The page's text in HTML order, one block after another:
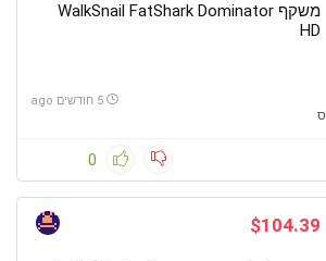
משקף WalkSnail FatShark Dominator
HD
5 חודשים ago
0
$104.39